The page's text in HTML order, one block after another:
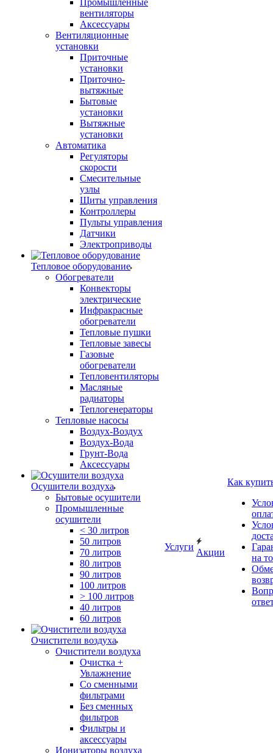
Промышленные
вентиляторы
Аксессуары
Вентиляционные
установки
Приточные
установки
Приточно-
вытяжные
Бытовые
установки
Вытяжные
установки
Автоматика
Регуляторы
скорости
Смесительные
узлы
Щиты управления
Контроллеры
Пульты управления
Датчики
Электроприводы
Тепловое оборудование
Обогреватели
Конвекторы
электрические
Инфракрасные
обогреватели
Тепловые пушки
Тепловые завесы
Газовые
обогреватели
Тепловентиляторы
Масляные
радиаторы
Теплогенераторы
Тепловые насосы
Воздух-Воздух
Воздух-Вода
Грунт-Вода
Аксессуары
Осушители воздуха
Бытовые осушители
Промышленные
осушители
< 30 литров
50 литров
70 литров
80 литров
90 литров
100 литров
> 100 литров
40 литров
60 литров
Очистители воздуха
Очистители воздуха
Очистка +
Увлажнение
Cо сменными
фильтрами
Без сменных
фильтров
Фильтры и
аксессуары
Ионизаторы воздуха
Услуги
Акции
Как
на